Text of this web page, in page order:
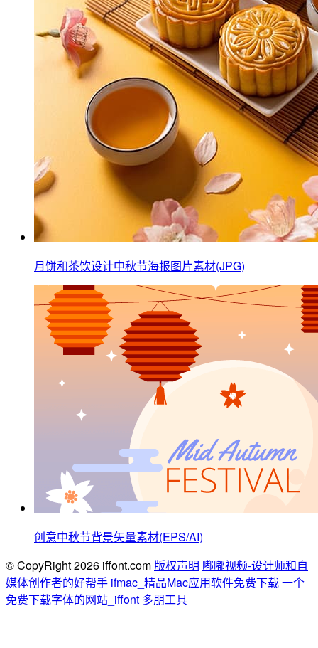
月饼和茶饮设计中秋节海报图片素材(JPG)
创意中秋节背景矢量素材(EPS/AI)
© CopyRight 2026 iffont.com 版权声明 嘟嘟视频-设计师和自
媒体创作者的好帮手 ifmac_精品Mac应用软件免费下载一个
免费下载字体的网站_iffont 多朋工具